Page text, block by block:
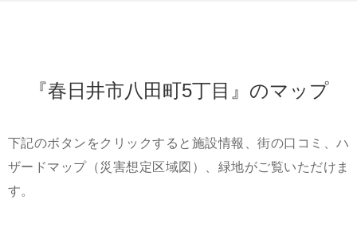
『春日井市八田町5丁目』のマップ
下記のボタンをクリックすると施設情報、街の口コミ、ハ
ザードマップ（災害想定区域図）、緑地がご覧いただけま
す。